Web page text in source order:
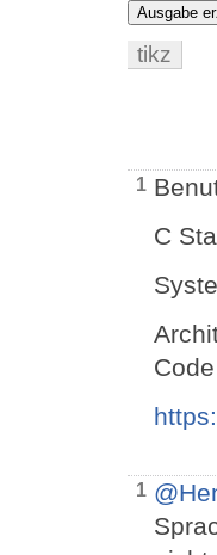
Ausgabe
tikz
1
C
Code
1